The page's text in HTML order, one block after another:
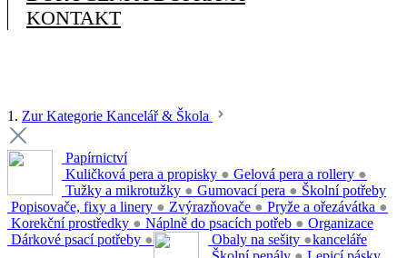
KONTAKT
1. Zur Kategorie Kancelář & Škola
Papírnictví
Kuličková pera a propisky ● Gelová pera a rollery ●
Tužky a mikrotužky ● Gumovací pera ●
Popisovače, fixy a linery ● Zvýrazňovače ● Pryže a ořezávátka ●
Korekční prostředky ● Náplně do psacích potřeb ●
Dárkové psací potřeby ●
Školní potřeby
Obaly na sešity ●
Organizace
kanceláře